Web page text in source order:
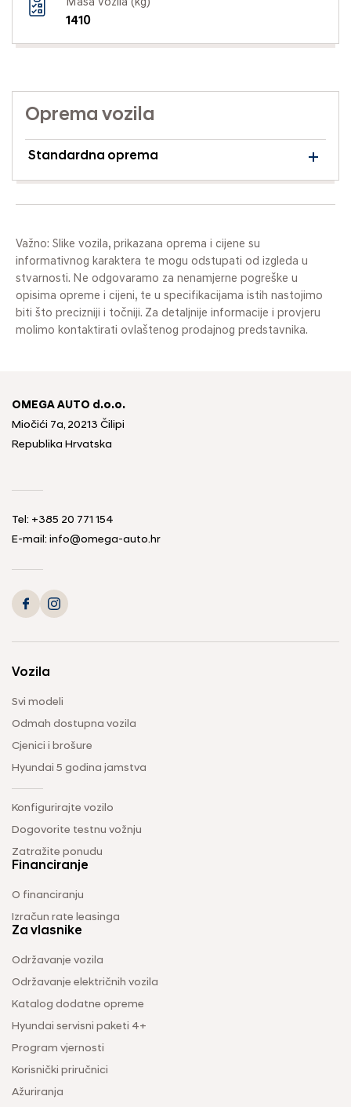
Masa vozila (kg)
1410
Oprema vozila
Standardna oprema
Važno: Slike vozila, prikazana oprema i cijene su
informativnog karaktera te mogu odstupati od izgleda u
stvarnosti. Ne odgovaramo za nenamjerne pogreške u
opisima opreme i cijeni, te u specifikacijama istih nastojimo
biti što precizniji i točniji. Za detaljnije informacije i provjeru
molimo kontaktirati ovlaštenog prodajnog predstavnika.
OMEGA AUTO d.o.o.
Miočići 7a, 20213 Čilipi
Republika Hrvatska
Tel: +385 20 771 154
E-mail: info@omega-auto.hr
Vozila
Svi modeli
Odmah dostupna vozila
Cjenici i brošure
Hyundai 5 godina jamstva
Konfigurirajte vozilo
Dogovorite testnu vožnju
Zatražite ponudu
Financiranje
O financiranju
Izračun rate leasinga
Za vlasnike
Održavanje vozila
Održavanje električnih vozila
Katalog dodatne opreme
Hyundai servisni paketi 4+
Program vjernosti
Korisnički priručnici
Ažuriranja